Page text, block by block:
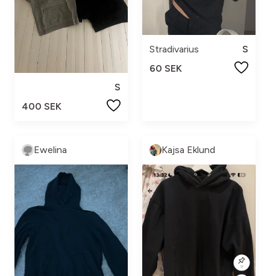
S
400 SEK
Stradivarius
S
60 SEK
Ewelina Kajsa Eklund